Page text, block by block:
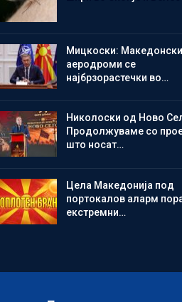
Мицкоски:
аеродроми се
најбрзорастечки во…
Николоски од Ново
Продолжуваме со
што носат…
Цела Македонија под
портокалов аларм
екстремни…